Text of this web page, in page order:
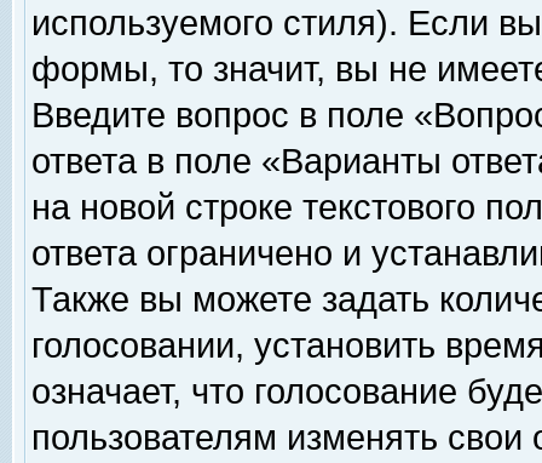
используемого стиля). Если
формы, то значит, вы не
Введите вопрос в поле
ответа в поле «Варианты
на новой строке текстового
ответа ограничено и
Также вы можете задать
голосовании, установить
означает, что голосование
пользователям изменять свои